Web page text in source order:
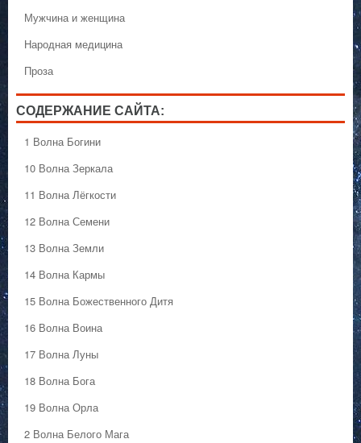
Мужчина и женщина
Народная медицина
Проза
СОДЕРЖАНИЕ САЙТА:
1 Волна Богини
10 Волна Зеркала
11 Волна Лёгкости
12 Волна Семени
13 Волна Земли
14 Волна Кармы
15 Волна Божественного Дитя
16 Волна Воина
17 Волна Луны
18 Волна Бога
19 Волна Орла
2 Волна Белого Мага